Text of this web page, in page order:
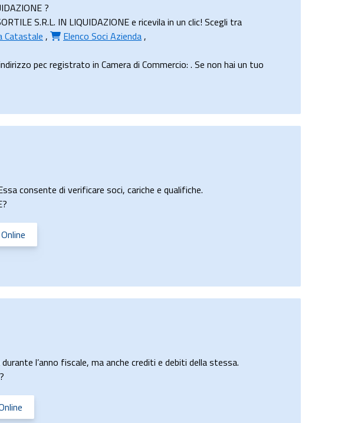
?
S.R.L. IN LIQUIDAZIONE e ricevila in un clic! Scegli tra
Catastale , Elenco Soci Azienda,
pec registrato in Camera di Commercio: . Se non hai un tuo
consente di verificare soci, cariche e qualifiche.
l’anno fiscale, ma anche crediti e debiti della stessa.